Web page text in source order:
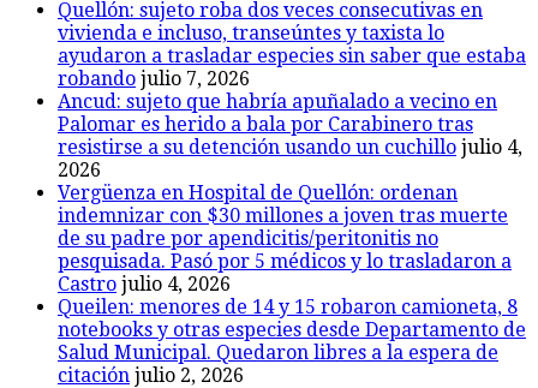
Quellón: sujeto roba dos veces consecutivas en
vivienda e incluso, transeúntes y taxista lo
ayudaron a trasladar especies sin saber que estaba
robando julio 7, 2026
Ancud: sujeto que habría apuñalado a vecino en
Palomar es herido a bala por Carabinero tras
resistirse a su detención usando un cuchillo julio 4,
2026
Vergüenza en Hospital de Quellón: ordenan
indemnizar con $30 millones a joven tras muerte
de su padre por apendicitis/peritonitis no
pesquisada. Pasó por 5 médicos y lo trasladaron a
Castro julio 4, 2026
Queilen: menores de 14 y 15 robaron camioneta, 8
notebooks y otras especies desde Departamento de
Salud Municipal. Quedaron libres a la espera de
citación julio 2, 2026